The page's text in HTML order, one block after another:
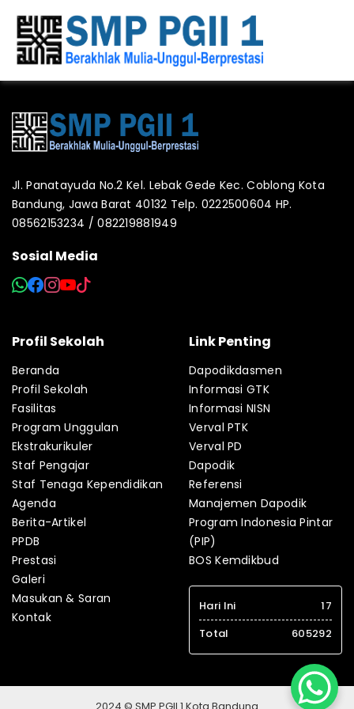
Jl. Panatayuda No.2 Kel. Lebak Gede Kec. Coblong Kota
Bandung, Jawa Barat 40132 Telp. 0222500604 HP.
08562153234 / 082219881949
Sosial Media
Profil Sekolah
Beranda
Profil Sekolah
Fasilitas
Program Unggulan
Ekstrakurikuler
Staf Pengajar
Staf Tenaga Kependidikan
Agenda
Berita-Artikel
PPDB
Prestasi
Galeri
Masukan & Saran
Kontak
Link Penting
Dapodikdasmen
Informasi GTK
Informasi NISN
Verval PTK
Verval PD
Dapodik
Referensi
Manajemen Dapodik
Program Indonesia Pintar
(PIP)
BOS Kemdikbud
Hari Ini
17
Total
605292